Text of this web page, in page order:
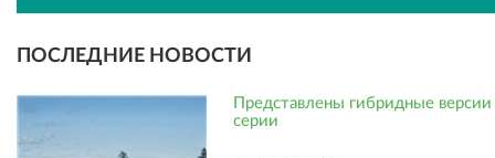
ПОСЛЕДНИЕ НОВОСТИ
Представлены гибридные
серии